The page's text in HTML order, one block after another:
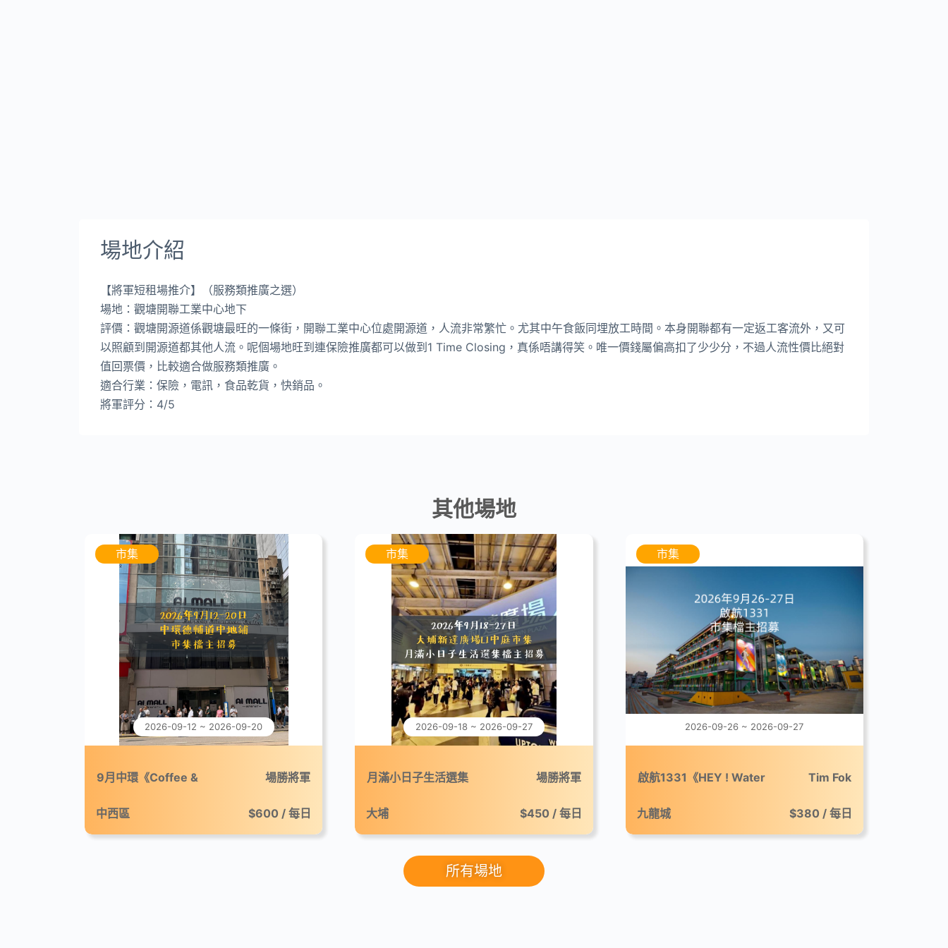
場地介紹
【將軍短租場推介】（服務類推廣之選）
場地：觀塘開聯工業中心地下
評價：觀塘開源道係觀塘最旺的一條街，開聯工業中心位處開源道，人流非常繁忙。尤其中午食飯同埋放工時間。本身開聯都有一定返工客流外，又可
以照顧到開源道都其他人流。呢個場地旺到連保險推廣都可以做到1 Time Closing，真係唔講得笑。唯一價錢屬偏高扣了少少分，不過人流性價比絕對
值回票價，比較適合做服務類推廣。
適合行業：保險，電訊，食品乾貨，快銷品。
將軍評分：4/5
其他場地
市集
2026-09-12 ~ 2026-09-20
9月中環《Coffee &
場勝將軍
中西區 $600 / 每日
市集
2026-09-18 ~ 2026-09-27
月滿小日子生活選集 場勝將軍
大埔 $450 / 每日
市集
2026-09-26 ~ 2026-09-27
啟航1331《HEY ! Water
Tim Fok
九龍城 $380 / 每日
所有場地